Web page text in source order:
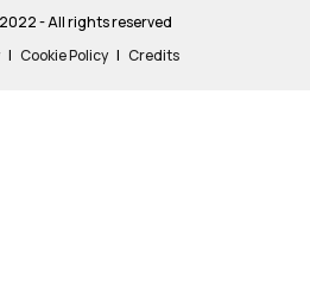
- All rights reserved
| Cookie Policy | Credits